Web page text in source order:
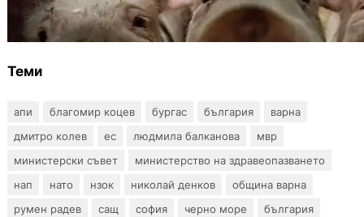
чума по свинете в стопанство край Варна
Теми
апи благомир коцев бургас българия
варна
дмитро колев
ес людмила балканова
мвр
министерски съвет
министерство на здравеопазването
нап
нато нзок николай денков
община варна
румен радев
сащ софия черно море
българия